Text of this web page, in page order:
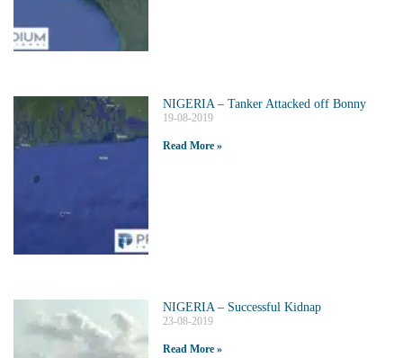
NIGERIA – Tanker Attacked off Bonny
19-08-2019
Read More »
NIGERIA – Successful Kidnap
23-08-2019
Read More »